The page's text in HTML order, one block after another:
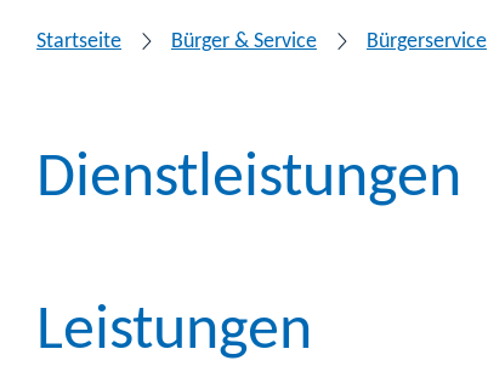
Startseite Bürger & Service Bürgerservice
Dienstleistungen
Leistungen